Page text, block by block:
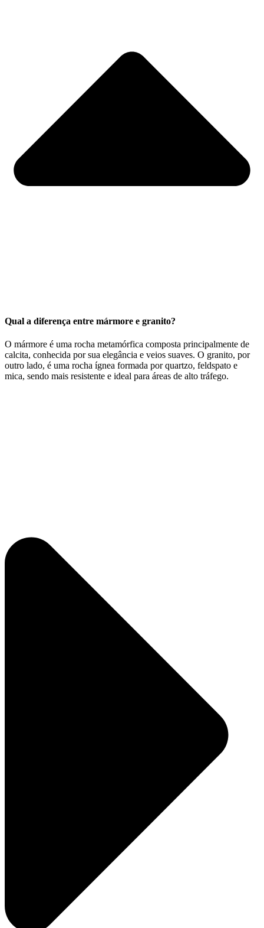
Qual a diferença entre mármore e granito?
O mármore é uma rocha metamórfica composta principalmente de
calcita, conhecida por sua elegância e veios suaves. O granito, por
outro lado, é uma rocha ígnea formada por quartzo, feldspato e
mica, sendo mais resistente e ideal para áreas de alto tráfego.